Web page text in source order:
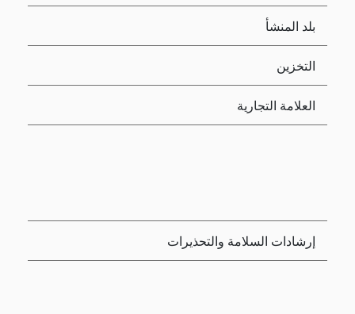
بلد المنشأ
التخزين
العلامة التجارية
إرشادات السلامة والتحذيرات